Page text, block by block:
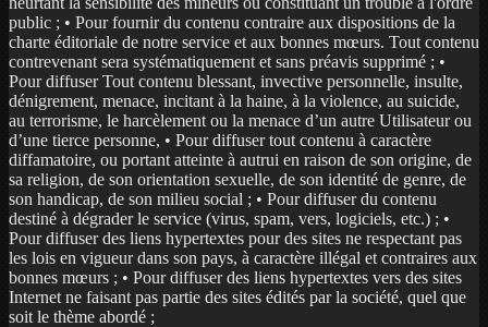
public ; • Pour fournir du contenu contraire aux dispositions de la
charte éditoriale de notre service et aux bonnes mœurs. Tout contenu
contrevenant sera systématiquement et sans préavis supprimé ; •
Pour diffuser Tout contenu blessant, invective personnelle, insulte,
dénigrement, menace, incitant à la haine, à la violence, au suicide,
au terrorisme, le harcèlement ou la menace d’un autre Utilisateur ou
d’une tierce personne, • Pour diffuser tout contenu à caractère
diffamatoire, ou portant atteinte à autrui en raison de son origine, de
sa religion, de son orientation sexuelle, de son identité de genre, de
son handicap, de son milieu social ; • Pour diffuser du contenu
destiné à dégrader le service (virus, spam, vers, logiciels, etc.) ; •
Pour diffuser des liens hypertextes pour des sites ne respectant pas
les lois en vigueur dans son pays, à caractère illégal et contraires aux
bonnes mœurs ; • Pour diffuser des liens hypertextes vers des sites
Internet ne faisant pas partie des sites édités par la société, quel que
soit le thème abordé ;